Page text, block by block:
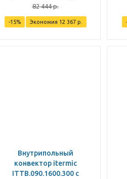
82 444р.
-15% Экономия 12 367р. -
Внутрипольный
конвектор itermic
ITTB.090.1600.300 с